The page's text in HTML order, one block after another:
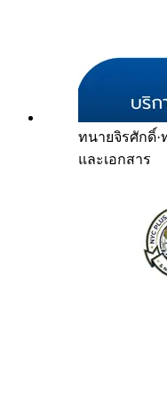
ทนายจิรศักดิ์·
และเอกสาร